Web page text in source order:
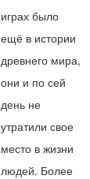
играх было
ещё в истории
древнего мира,
они и по сей
день не
утратили свое
место в жизни
людей. Более